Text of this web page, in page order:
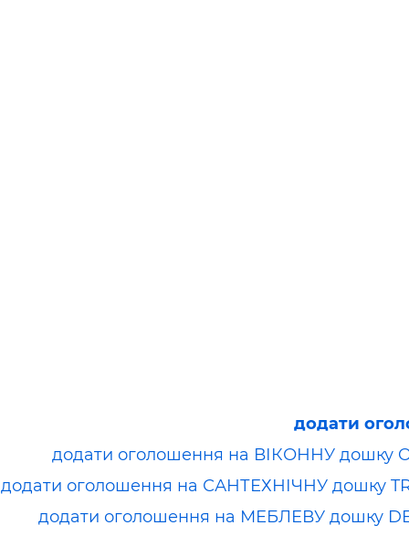
додати
додати оголошення на ВІКОННУ дошку
додати оголошення на САНТЕХНІЧНУ дошку
додати оголошення на МЕБЛЕВУ дошку